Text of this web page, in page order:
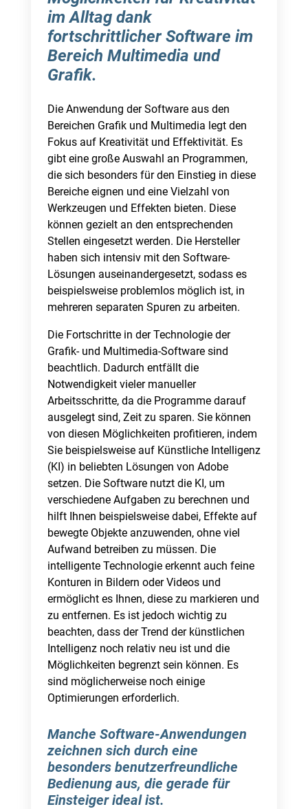
im Alltag dank
fortschrittlicher Software im
Bereich Multimedia und
Grafik.
Die Anwendung der Software aus den
Bereichen Grafik und Multimedia legt den
Fokus auf Kreativität und Effektivität. Es
gibt eine große Auswahl an Programmen,
die sich besonders für den Einstieg in diese
Bereiche eignen und eine Vielzahl von
Werkzeugen und Effekten bieten. Diese
können gezielt an den entsprechenden
Stellen eingesetzt werden. Die Hersteller
haben sich intensiv mit den Software-
Lösungen auseinandergesetzt, sodass es
beispielsweise problemlos möglich ist, in
mehreren separaten Spuren zu arbeiten.
Die Fortschritte in der Technologie der
Grafik- und Multimedia-Software sind
beachtlich. Dadurch entfällt die
Notwendigkeit vieler manueller
Arbeitsschritte, da die Programme darauf
ausgelegt sind, Zeit zu sparen. Sie können
von diesen Möglichkeiten profitieren, indem
Sie beispielsweise auf Künstliche Intelligenz
(KI) in beliebten Lösungen von Adobe
setzen. Die Software nutzt die KI, um
verschiedene Aufgaben zu berechnen und
hilft Ihnen beispielsweise dabei, Effekte auf
bewegte Objekte anzuwenden, ohne viel
Aufwand betreiben zu müssen. Die
intelligente Technologie erkennt auch feine
Konturen in Bildern oder Videos und
ermöglicht es Ihnen, diese zu markieren und
zu entfernen. Es ist jedoch wichtig zu
beachten, dass der Trend der künstlichen
Intelligenz noch relativ neu ist und die
Möglichkeiten begrenzt sein können. Es
sind möglicherweise noch einige
Optimierungen erforderlich.
Manche Software-Anwendungen
zeichnen sich durch eine
besonders benutzerfreundliche
Bedienung aus, die gerade für
Einsteiger ideal ist.